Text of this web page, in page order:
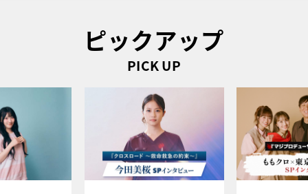
ピックアップ
PICK UP